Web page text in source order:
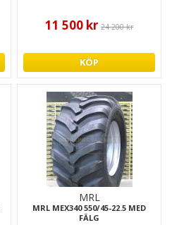
11 500 kr 24 200 kr
KÖP
MRL
MRL MEX340 550/45-22.5 MED
FÄLG